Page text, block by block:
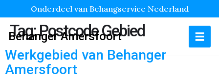
Onderdeel van Behangservice Nederland
Behanger Amersfoort
Tag:Postcode Gebied
Werkgebied van Behanger
Amersfoort